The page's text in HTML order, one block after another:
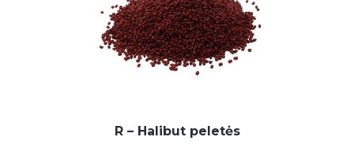
R – Halibut peletės